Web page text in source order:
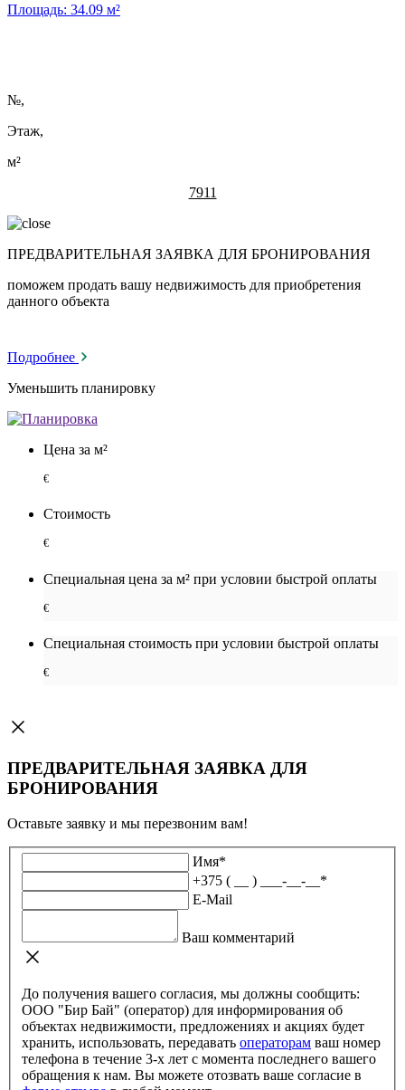
Площадь: 34.09 м²
№,
Этаж,
м²
7911
ПРЕДВАРИТЕЛЬНАЯ ЗАЯВКА ДЛЯ БРОНИРОВАНИЯ
поможем продать вашу недвижимость для приобретения
данного объекта
Подробнее
Уменьшить планировку
Цена за м²
€
Стоимость
€
Специальная цена за м² при условии быстрой оплаты
€
Специальная cтоимость при условии быстрой оплаты
€
ПРЕДВАРИТЕЛЬНАЯ ЗАЯВКА ДЛЯ
БРОНИРОВАНИЯ
Оставьте заявку и мы перезвоним вам!
Имя*
+375 ( __ ) ___-__-__ *
E-Mail
Ваш комментарий
До получения вашего согласия, мы должны сообщить:
ООО "Бир Бай" (оператор) для информирования об
объектах недвижимости, предложениях и акциях будет
хранить, использовать, передавать операторам
телефона в течение 3-х лет с момента последнего вашего
обращения к нам. Вы можете отозвать ваше согласие в